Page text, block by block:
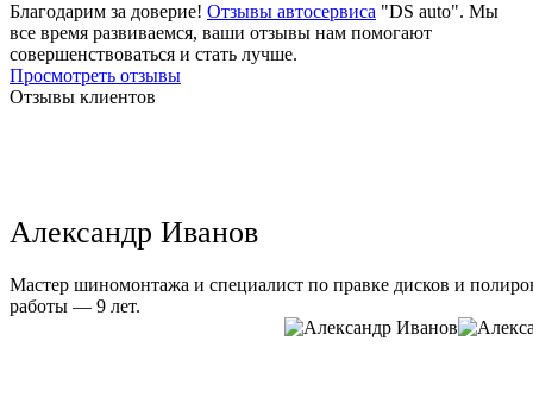
Благодарим за доверие! Отзывы автосервиса "DS auto". Мы
все время развиваемся, ваши отзывы нам помогают
совершенствоваться и стать лучше.
Просмотреть отзывы
Отзывы клиентов
Александр Иванов
Мастер шиномонтажа и специалист по правке дисков и
работы — 9 лет.